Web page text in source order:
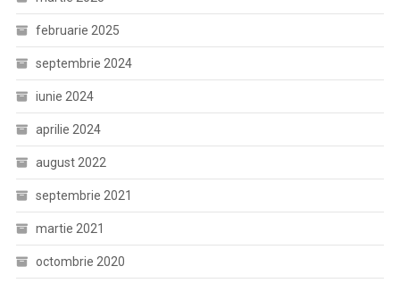
februarie 2025
septembrie 2024
iunie 2024
aprilie 2024
august 2022
septembrie 2021
martie 2021
octombrie 2020